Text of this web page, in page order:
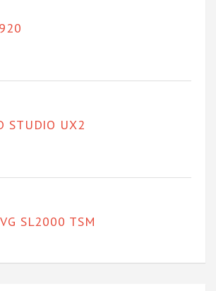
STUDIO UX2
SL2000 TSM